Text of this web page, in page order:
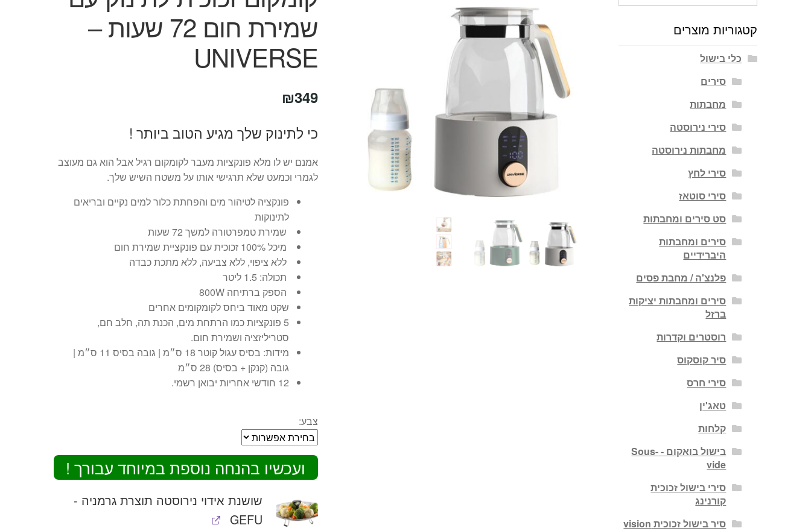
שמירת חום 72 שעות –
UNIVERSE
₪349
כי לתינוק שלך מגיע הטוב ביותר !
אמנם יש לו מלא פונקציות מעבר לקומקום רגיל אבל הוא גם מעוצב
לגמרי וכמעט שלא תרגישי אותו על משטח השיש שלך.
פונקציה לטיהור מים והפחתת כלור למים נקיים ובריאים
לתינוקות
שמירת טמפרטורה למשך 72 שעות
מיכל 100% זכוכית עם פונקציית שמירת חום
ללא ציפוי, ללא צביעה, ללא מתכת כבדה
תכולה: 1.5 ליטר
הספק ברתיחה 800W
שקט מאוד ביחס לקומקומים אחרים
5 פונקציות כמו הרתחת מים, הכנת תה, חלב חם,
סטריליזציה ושמירת חום.
מידות: בסיס עגול קוטר 18 ס״מ | גובה בסיס 11 ס״מ |
גובה (קנקן + בסיס) 28 ס״מ
12 חודשי אחריות יבואן רשמי.
צבע:
ועכשיו בהנחה נוספת במיוחד עבורך !
שושנת אידוי נירוסטה תוצרת גרמניה -
GEFU
קטגוריות מוצרים
כלי בישול
סירים
מחבתות
סירי נירוסטה
מחבתות נירוסטה
סירי לחץ
סירי סוטאז
סט סירים ומחבתות
סירים ומחבתות
היברידיים
פלנצ'ה / מחבת פסים
סירים ומחבתות יציקות
ברזל
רוסטרים וקדרות
סיר קוסקוס
סירי חרס
טאג'ין
קלחות
בישול בואקום - Sous-
vide
סירי בישול זכוכית
קורנינג
סיר בישול זכוכית vision